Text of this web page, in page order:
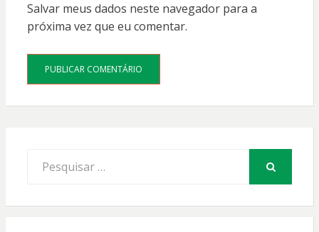
Salvar meus dados neste navegador para a
próxima vez que eu comentar.
por: